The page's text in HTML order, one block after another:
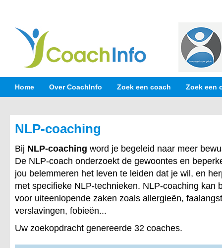
Home Over CoachInfo Zoek een coach Zoek een
NLP-coaching
Bij NLP-coaching word je begeleid naar meer
De NLP-coach onderzoekt de gewoontes en
jou belemmeren het leven te leiden dat je wil, en
met specifieke NLP-technieken. NLP-coaching kan
voor uiteenlopende zaken zoals allergieën,
verslavingen, fobieën...
Uw zoekopdracht genereerde 32 coaches.